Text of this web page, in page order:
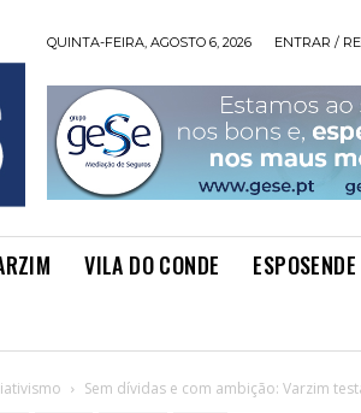
QUINTA-FEIRA, AGOSTO 6, 2026 ENTRAR /
VILA DO CONDE ESPOSENDE
Sem dívidas e com ambição: Varzim